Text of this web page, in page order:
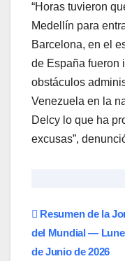
“Horas tuvieron
Medellín para
Barcelona, en el
de España fueron
obstáculos
Venezuela en la
Delcy lo que ha
excusas”,
de
Resumen de la
del Mundial —
de Junio de 2026